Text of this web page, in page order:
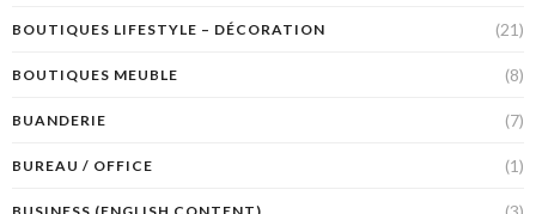
BOUTIQUES LIFESTYLE – DÉCORATION (21)
BOUTIQUES MEUBLE (8)
BUANDERIE (7)
BUREAU / OFFICE (1)